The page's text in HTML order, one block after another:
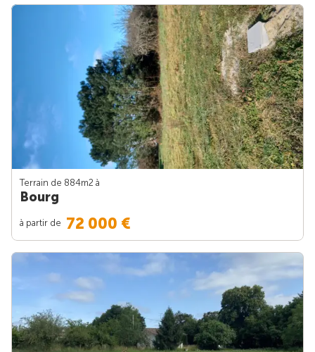
Terrain de 884m2 à
Bourg
à partir de 72 000 €